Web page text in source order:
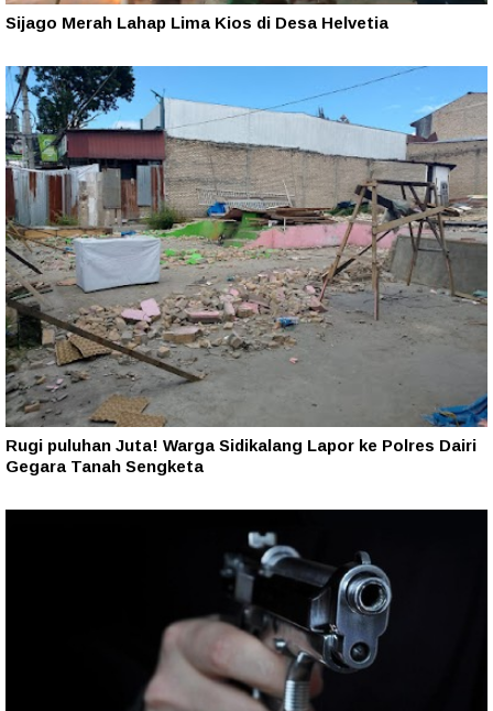
Sijago Merah Lahap Lima Kios di Desa Helvetia
Rugi puluhan Juta! Warga Sidikalang Lapor ke Polres Dairi
Gegara Tanah Sengketa